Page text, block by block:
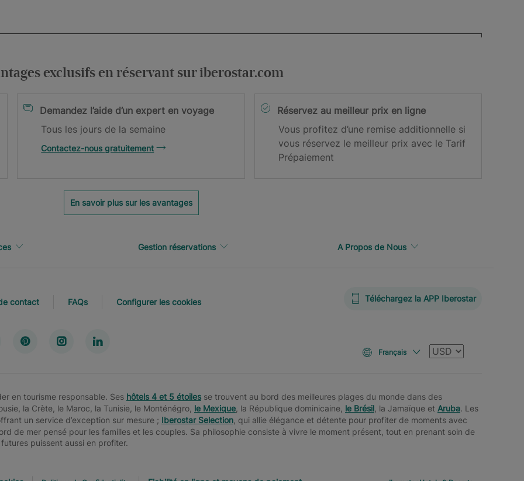
générales.
newsletter !
votre adresse email.
exclusifs en réservant sur iberostar.com
Demandez l’aide d’un expert en voyage
Tous les jours de la semaine
Contactez-nous gratuitement
Réservez au meilleur prix en ligne
Vous profitez d’une remise additionnelle si
vous réservez le meilleur prix avec le Tarif
Prépaiement
En savoir plus sur les avantages
Gestion réservations A Propos de Nous
contact FAQs Configurer les cookies
en tourisme responsable. Ses hôtels 4 et 5 étoiles se trouvent au bord des meilleures plages du monde dans des
la Crète, le Maroc, la Tunisie, le Monténégro, le Mexique , la République dominicaine, le Brésil , la Jamaïque et Aruba. Les
un service d’exception sur mesure ; Iberostar Selection , qui allie élégance et détente pour profiter de moments avec
de mer pensé pour les familles et les couples. Sa philosophie consiste à vivre le moment présent, tout en prenant soin de
puissent aussi en profiter.
Français Devise
Téléchargez la APP Iberostar